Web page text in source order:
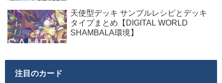
天使型デッキ サンプルレシピとデッキ
タイプまとめ【DIGITAL WORLD
SHAMBALA環境】
注目のカード